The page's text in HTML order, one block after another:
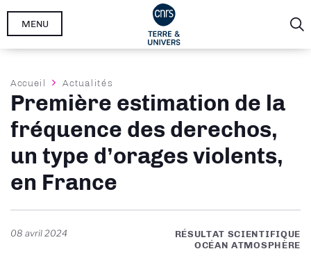
Aller
MENU
Fil
d'Ariane
Accueil Actualités
Première estimation de la
fréquence des derechos,
un type d’orages violents,
en France
08 avril 2024
RÉSULTAT SCIENTIFIQUE
OCÉAN ATMOSPHÈRE